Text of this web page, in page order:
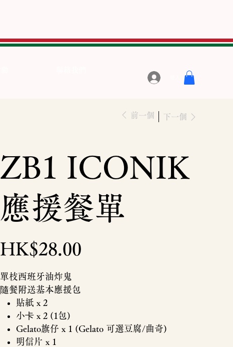
前一個 下一個
ZB1 ICONIK
應援餐單
格
HK$28.00
單枝西班牙油炸鬼
隨餐附送基本應援包
貼紙 x 2
小卡 x 2 (1包)
Gelato旗仔 x 1 (Gelato 可選豆腐/曲奇)
明信片 x 1